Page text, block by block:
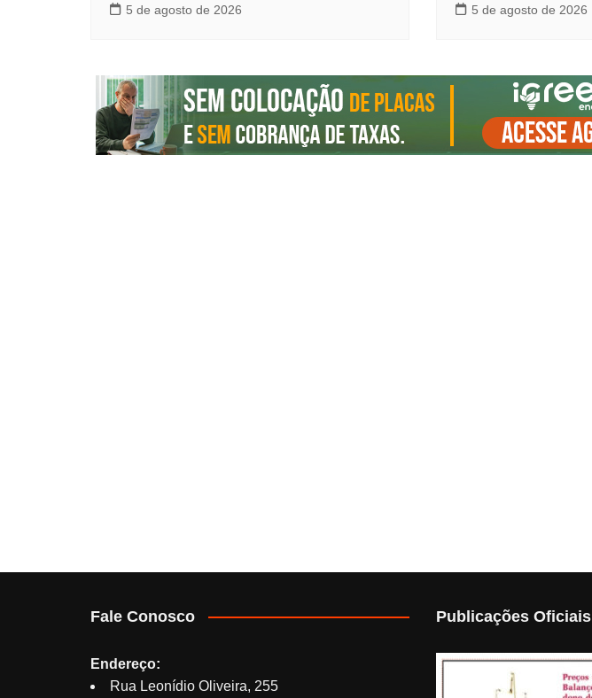
5 de agosto de 2026 5 de agosto de 2026
Fale Conosco
Endereço:
Rua Leonídio Oliveira, 255
Publicações Oficiais